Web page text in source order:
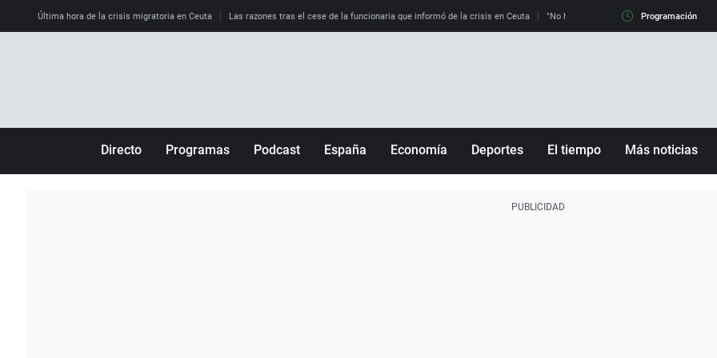
Última hora de la crisis migratoria en Ceuta Las razones tras el cese de la funcionaria que informó de la crisis en Ceuta "No hay mafias, que no nos engañen":
Programación
Directo Programas Podcast España Economía Deportes El tiempo Más noticias